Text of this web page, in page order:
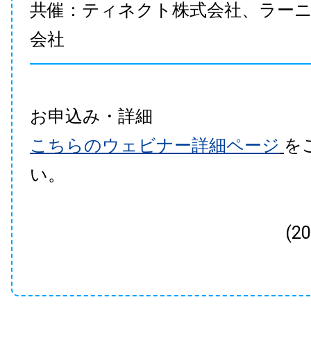
共催：ティネクト株式会社、ラー
会社
お申込み・詳細
こちらのウェビナー詳細ページ を
い。